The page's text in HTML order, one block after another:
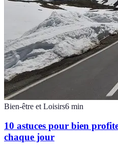
Bien-être et Loisirs6 min
10 astuces pour bien
chaque jour